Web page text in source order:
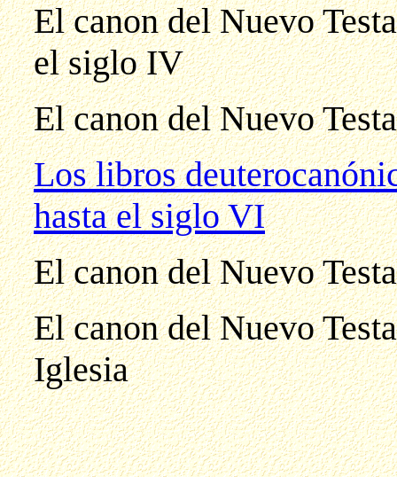
El canon del Nuevo
el siglo IV
El canon del Nuevo
Los libros
hasta el siglo VI
El canon del Nuevo
El canon del Nuevo
Iglesia